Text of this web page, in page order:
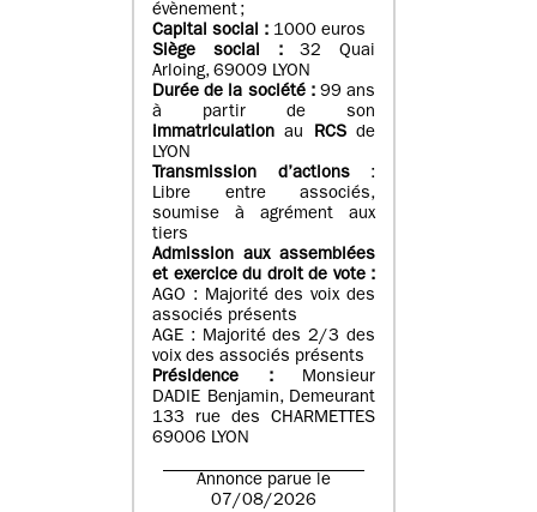
évènement ;
Capital social : 1000 euros
Siège social :32 Quai
Arloing, 69009 LYON
Durée de la société :99 ans
à partir de son
immatriculation au RCSde
LYON
Transmission d’actions:
Libre entre associés,
soumise à agrément aux
tiers
Admission aux assemblées
et exercice du droit de vote :
AGO : Majorité des voix des
associés présents
AGE : Majorité des 2/3 des
voix des associés présents
Présidence :Monsieur
DADIE Benjamin, Demeurant
133 rue des CHARMETTES
69006 LYON
Annonce parue le
07/08/2026